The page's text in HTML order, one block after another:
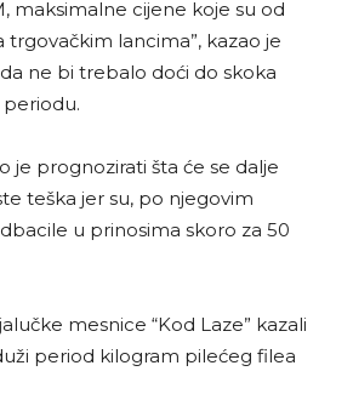
maksimalne cijene koje su od
lancima”, kazao je
ne bi trebalo doći do skoka
je prognozirati šta će se dalje
teška jer su, po njegovim
u prinosima skoro za 50
mesnice “Kod Laze” kazali
period kilogram pilećeg filea